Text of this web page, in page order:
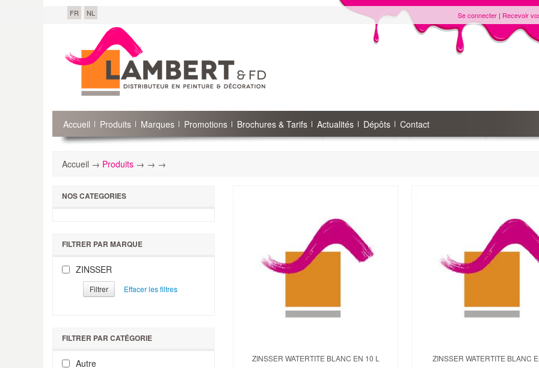
FR NL Se connecter | Recevoir
Accueil Produits Marques Promotions Brochures & Tarifs Actualités Dépôts Contact
Accueil → Produits → → →
NOS CATEGORIES
FILTRER PAR MARQUE
ZINSSER
Filtrer
FILTRER PAR CATÉGORIE
Autre ZINSSER WATERTITE BLANC EN 10 L ZINSSER WATERTITE BLANC